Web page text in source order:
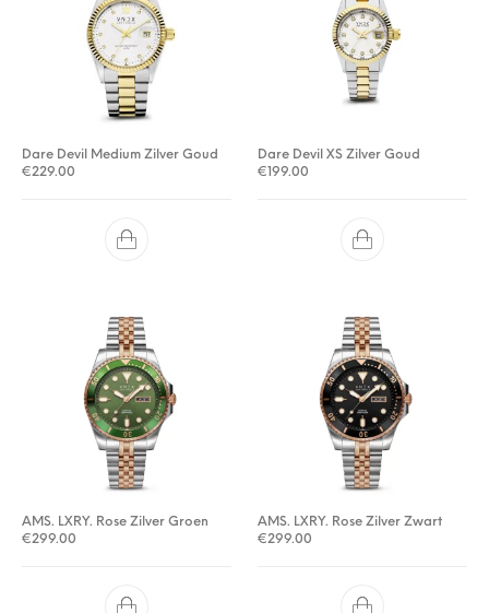
Dare Devil Medium Zilver Goud
€229.00
Dare Devil XS Zilver Goud
€199.00
AMS. LXRY. Rose Zilver Groen
€299.00
AMS. LXRY. Rose Zilver Zwart
€299.00